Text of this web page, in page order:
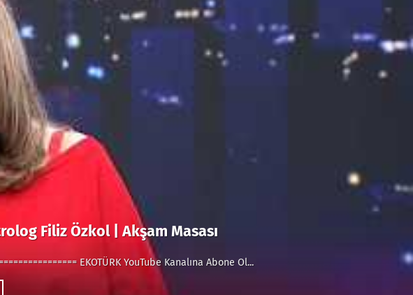
Filiz Özkol | Akşam Masası
EKOTÜRK YouTube Kanalına Abone Ol...